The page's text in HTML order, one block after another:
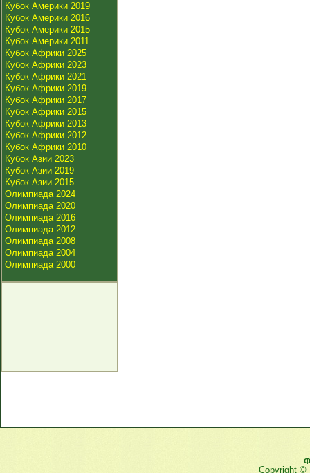
Кубок Америки 2019
Кубок Америки 2016
Кубок Америки 2015
Кубок Америки 2011
Кубок Африки 2025
Кубок Африки 2023
Кубок Африки 2021
Кубок Африки 2019
Кубок Африки 2017
Кубок Африки 2015
Кубок Африки 2013
Кубок Африки 2012
Кубок Африки 2010
Кубок Азии 2023
Кубок Азии 2019
Кубок Азии 2015
Олимпиада 2024
Олимпиада 2020
Олимпиада 2016
Олимпиада 2012
Олимпиада 2008
Олимпиада 2004
Олимпиада 2000
Copyright ©